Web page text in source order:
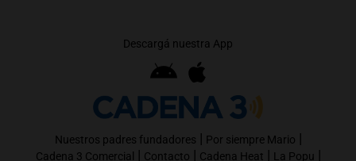
Descargá nuestra App
Nuestros padres fundadores | Por siempre Mario |
Cadena 3 Comercial | Contacto | Cadena Heat | La Popu |